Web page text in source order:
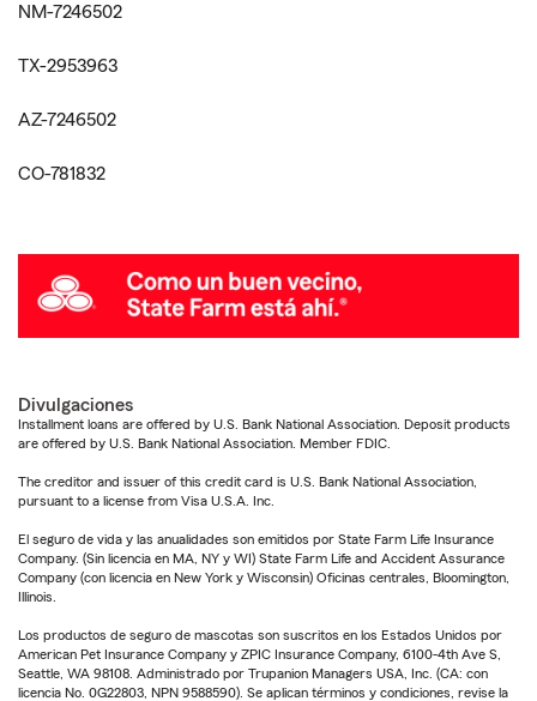
NM-7246502
TX-2953963
AZ-7246502
CO-781832
Divulgaciones
Installment loans are offered by U.S. Bank National Association. Deposit products
are offered by U.S. Bank National Association. Member FDIC.
The creditor and issuer of this credit card is U.S. Bank National Association,
pursuant to a license from Visa U.S.A. Inc.
El seguro de vida y las anualidades son emitidos por State Farm Life Insurance
Company. (Sin licencia en MA, NY y WI) State Farm Life and Accident Assurance
Company (con licencia en New York y Wisconsin) Oficinas centrales, Bloomington,
Illinois.
Los productos de seguro de mascotas son suscritos en los Estados Unidos por
American Pet Insurance Company y ZPIC Insurance Company, 6100-4th Ave S,
Seattle, WA 98108. Administrado por Trupanion Managers USA, Inc. (CA: con
licencia No. 0G22803, NPN 9588590). Se aplican términos y condiciones, revise la